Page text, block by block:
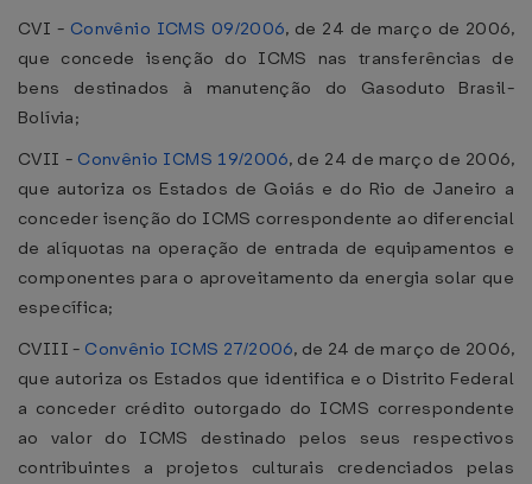
CVI - Convênio ICMS 09/2006, de 24 de março de 2006,
que concede isenção do ICMS nas transferências de
bens destinados à manutenção do Gasoduto Brasil-
Bolívia;
CVII - Convênio ICMS 19/2006, de 24 de março de 2006,
que autoriza os Estados de Goiás e do Rio de Janeiro a
conceder isenção do ICMS correspondente ao diferencial
de alíquotas na operação de entrada de equipamentos e
componentes para o aproveitamento da energia solar que
específica;
CVIII - Convênio ICMS 27/2006, de 24 de março de 2006,
que autoriza os Estados que identifica e o Distrito Federal
a conceder crédito outorgado do ICMS correspondente
ao valor do ICMS destinado pelos seus respectivos
contribuintes a projetos culturais credenciados pelas